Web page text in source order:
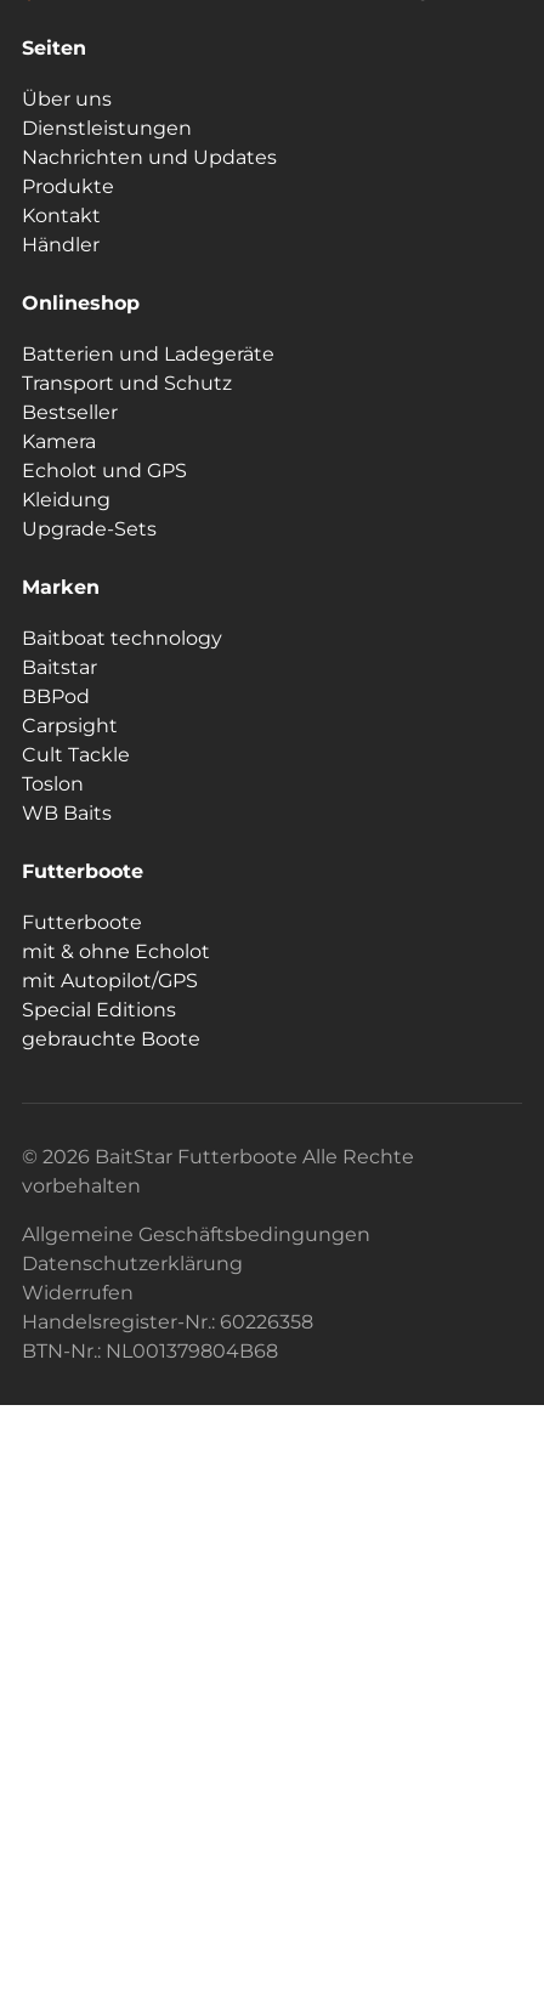
Seiten
Über uns
Dienstleistungen
Nachrichten und Updates
Produkte
Kontakt
Händler
Onlineshop
Batterien und Ladegeräte
Transport und Schutz
Bestseller
Kamera
Echolot und GPS
Kleidung
Upgrade-Sets
Marken
Baitboat technology
Baitstar
BBPod
Carpsight
Cult Tackle
Toslon
WB Baits
Futterboote
Futterboote
mit & ohne Echolot
mit Autopilot/GPS
Special Editions
gebrauchte Boote
© 2026 BaitStar Futterboote Alle Rechte
vorbehalten
Allgemeine Geschäftsbedingungen
Datenschutzerklärung
Widerrufen
Handelsregister-Nr.: 60226358
BTN-Nr.: NL001379804B68